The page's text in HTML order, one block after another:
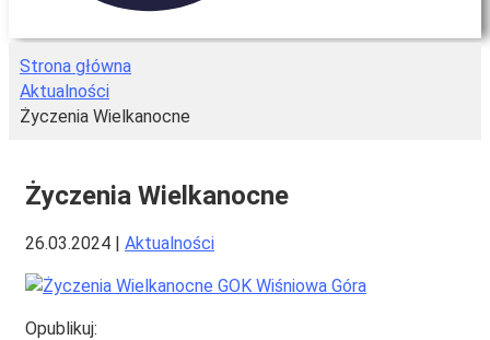
Strona główna
Aktualności
Życzenia Wielkanocne
Życzenia Wielkanocne
26.03.2024 | Aktualności
Opublikuj: